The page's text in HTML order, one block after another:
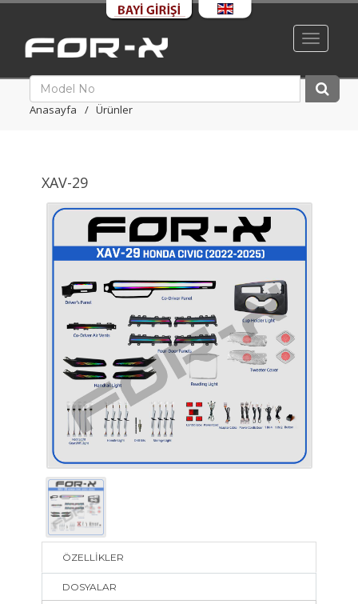
Toggle
Anasayfa Ürünler
XAV-29
ÖZELLİKLER
DOSYALAR